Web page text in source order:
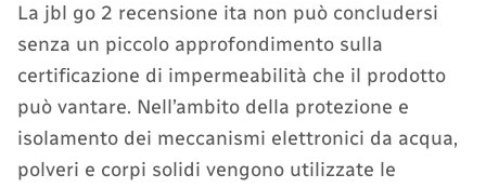
La jbl go 2 recensione ita non può concludersi
senza un piccolo approfondimento sulla
certificazione di impermeabilità che il prodotto
può vantare. Nell’ambito della protezione e
isolamento dei meccanismi elettronici da acqua,
polveri e corpi solidi vengono utilizzate le